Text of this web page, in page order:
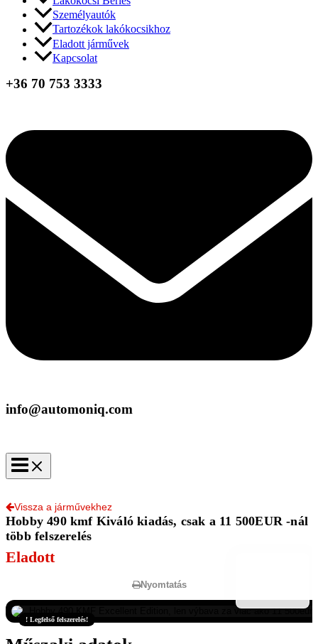
Személyautók
Tartozékok lakókocsikhoz
Eladott járművek
Kapcsolat
+36 70 753 3333
info@automoniq.com
Vissza a járművekhez
Hobby 490 kmf Kiváló kiadás, csak a 11 500EUR -nál
több felszerelés
Eladott
Nyomtatás
! Legfelső felszerelés!